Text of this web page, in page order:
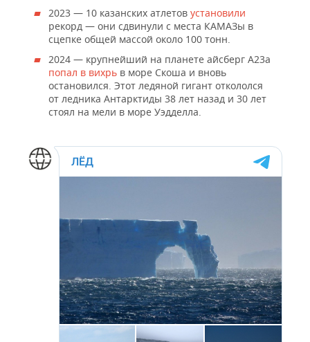
2023 — 10 казанских атлетов установили
рекорд — они сдвинули с места КАМАЗы в
сцепке общей массой около 100 тонн.
2024 — крупнейший на планете айсберг А23а
попал в вихрь в море Скоша и вновь
остановился. Этот ледяной гигант откололся
от ледника Антарктиды 38 лет назад и 30 лет
стоял на мели в море Уэдделла.